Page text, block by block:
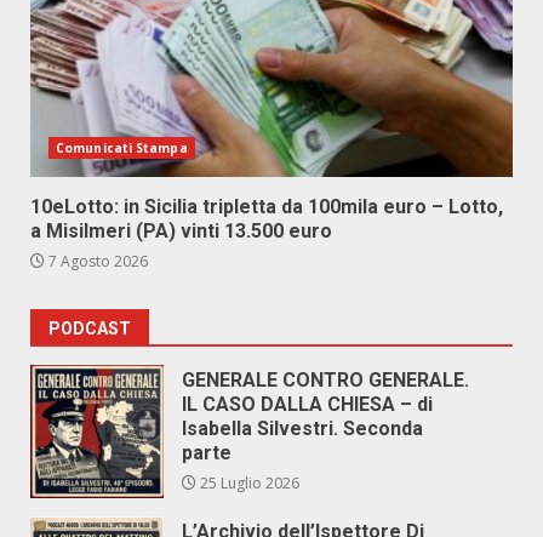
Comunicati Stampa
10eLotto: in Sicilia tripletta da 100mila euro – Lotto,
a Misilmeri (PA) vinti 13.500 euro
7 Agosto 2026
PODCAST
GENERALE CONTRO GENERALE.
IL CASO DALLA CHIESA – di
Isabella Silvestri. Seconda
parte
25 Luglio 2026
L’Archivio dell’Ispettore Di